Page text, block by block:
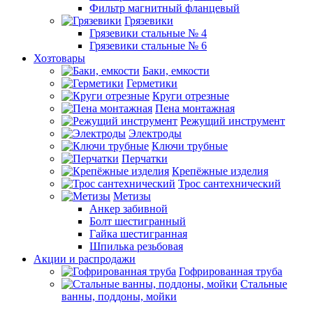
Фильтр магнитный фланцевый
Грязевики
Грязевики стальные № 4
Грязевики стальные № 6
Хозтовары
Баки, емкости
Герметики
Круги отрезные
Пена монтажная
Режущий инструмент
Электроды
Ключи трубные
Перчатки
Крепёжные изделия
Трос сантехнический
Метизы
Анкер забивной
Болт шестигранный
Гайка шестигранная
Шпилька резьбовая
Акции и распродажи
Гофрированная труба
Стальные
ванны, поддоны, мойки